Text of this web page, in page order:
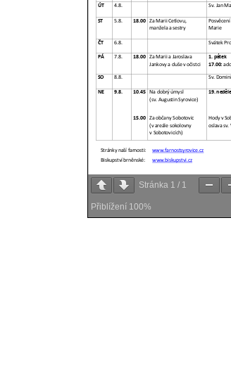
Stránka 1 / 1
Přiblížení 100%